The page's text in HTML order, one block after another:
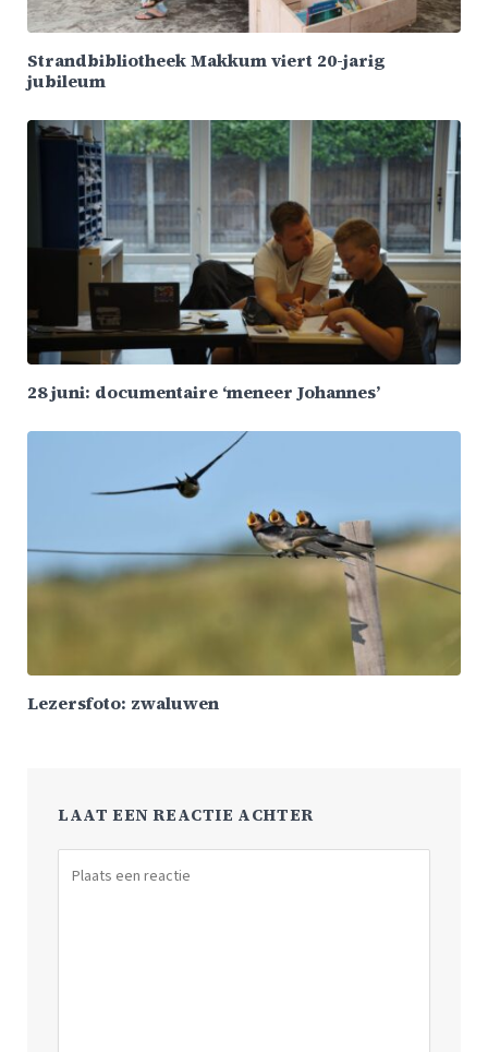
Strandbibliotheek Makkum viert 20-jarig
jubileum
28 juni: documentaire ‘meneer Johannes’
Lezersfoto: zwaluwen
LAAT EEN REACTIE ACHTER